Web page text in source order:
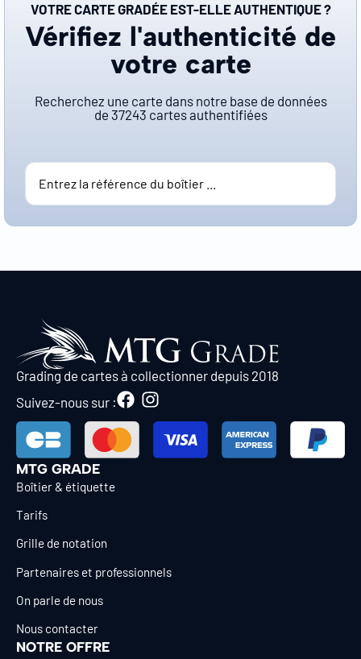
VOTRE CARTE GRADÉE EST-ELLE AUTHENTIQUE ?
Vérifiez l'authenticité de
votre carte
Recherchez une carte dans notre base de données
de 37243 cartes authentifiées
Grading de cartes à collectionner depuis 2018
Suivez-nous sur :
MTG GRADE
Boîtier & étiquette
Tarifs
Grille de notation
Partenaires et professionnels
On parle de nous
Nous contacter
NOTRE OFFRE